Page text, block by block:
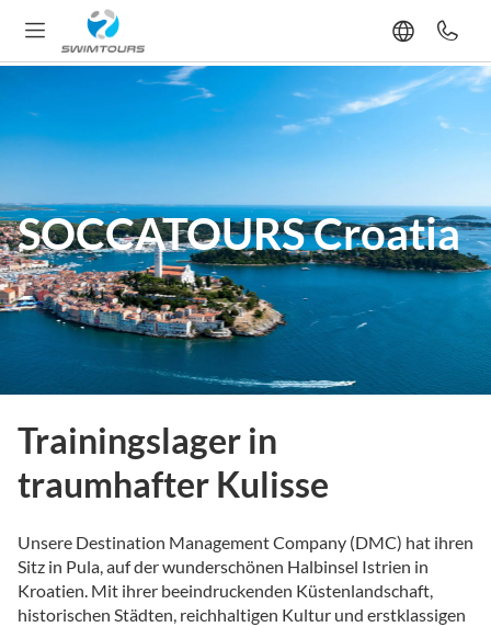
SOCCATOURS Croatia
Trainingslager in
traumhafter Kulisse
Unsere Destination Management Company (DMC) hat ihren
Sitz in Pula, auf der wunderschönen Halbinsel Istrien in
Kroatien. Mit ihrer beeindruckenden Küstenlandschaft,
historischen Städten, reichhaltigen Kultur und erstklassigen